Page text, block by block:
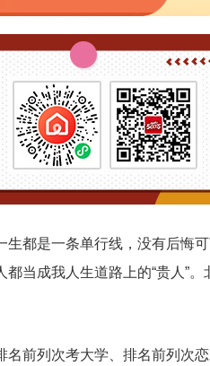
都是一条单行线，没有后悔
当成我人生道路上的“贵人”
前列次考大学、排名前列次